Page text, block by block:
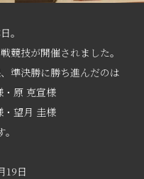
。
競技が開催されました。
準決勝に勝ち進んだのは
・原 克宣様
・望月 圭様
19日